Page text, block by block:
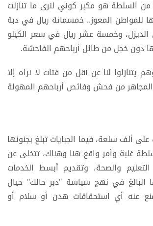
من السلطة هو مكبر كوني لنرى ما تنازلت
للمواطن المعوز.. خمسمائة ريال في دبة
الديزل، وخمسة عشر ريال في سعر الكيلو
دون خجل من طائل أرباحهم الفاحشة.
يتنازلوا لنا عن أقل من فتات لا نراه إلا
من فحش وفائص أرباحهم المهولة
ألف سلعة، فيما الجبايات تبلغ بجنونها
غلبة وأمر واقع هنا وهناك، تتخلى عن
والصحة، وتقديم أبسط الخدمات
البالغ في نهج سياسة "دبر حالك" حيال
عنه أي استحقاقات هدن أو سلام أو